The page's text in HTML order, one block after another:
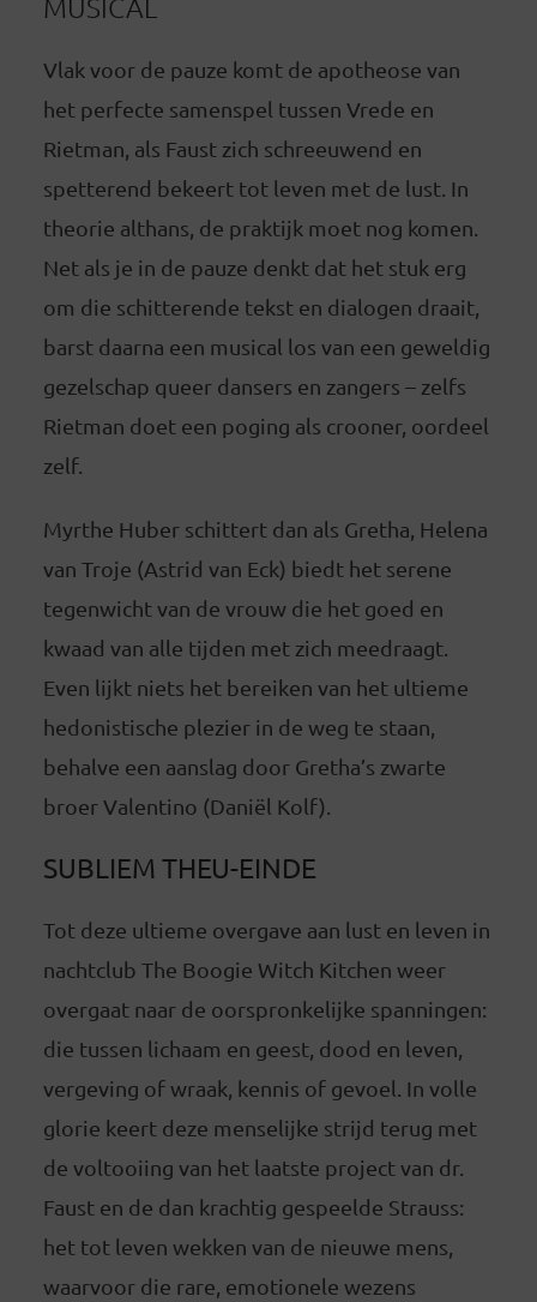
MUSICAL
Vlak voor de pauze komt de apotheose van
het perfecte samenspel tussen Vrede en
Rietman, als Faust zich schreeuwend en
spetterend bekeert tot leven met de lust. In
theorie althans, de praktijk moet nog komen.
Net als je in de pauze denkt dat het stuk erg
om die schitterende tekst en dialogen draait,
barst daarna een musical los van een geweldig
gezelschap queer dansers en zangers – zelfs
Rietman doet een poging als crooner, oordeel
zelf.
Myrthe Huber schittert dan als Gretha, Helena
van Troje (Astrid van Eck) biedt het serene
tegenwicht van de vrouw die het goed en
kwaad van alle tijden met zich meedraagt.
Even lijkt niets het bereiken van het ultieme
hedonistische plezier in de weg te staan,
behalve een aanslag door Gretha’s zwarte
broer Valentino (Daniël Kolf).
SUBLIEM THEU-EINDE
Tot deze ultieme overgave aan lust en leven in
nachtclub The Boogie Witch Kitchen weer
overgaat naar de oorspronkelijke spanningen:
die tussen lichaam en geest, dood en leven,
vergeving of wraak, kennis of gevoel. In volle
glorie keert deze menselijke strijd terug met
de voltooiing van het laatste project van dr.
Faust en de dan krachtig gespeelde Strauss:
het tot leven wekken van de nieuwe mens,
waarvoor die rare, emotionele wezens